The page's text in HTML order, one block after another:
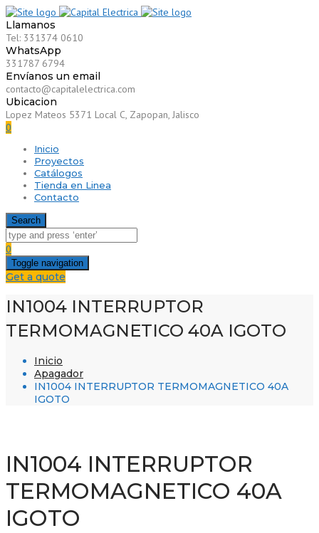
Llamanos
Tel: 331374 0610
WhatsApp
331787 6794
Envíanos un email
contacto@capitalelectrica.com
Ubicacion
Lopez Mateos 5371 Local C, Zapopan, Jalisco
0
Inicio
Proyectos
Catálogos
Tienda en Linea
Contacto
Search
0
Toggle navigation
Get a quote
IN1004 INTERRUPTOR
TERMOMAGNETICO 40A IGOTO
Inicio
Apagador
IN1004 INTERRUPTOR TERMOMAGNETICO 40A
IGOTO
IN1004 INTERRUPTOR
TERMOMAGNETICO 40A
IGOTO